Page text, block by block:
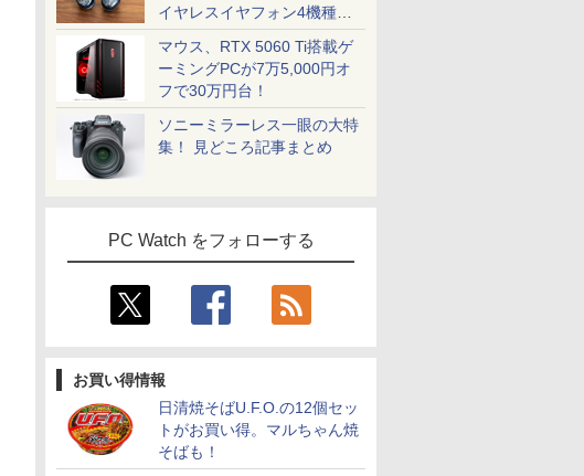
イヤレスイヤフォン4機種を
一気に聴く
マウス、RTX 5060 Ti搭載ゲ
ーミングPCが7万5,000円オ
フで30万円台！
ソニーミラーレス一眼の大特
集！ 見どころ記事まとめ
PC Watch をフォローする
お買い得情報
日清焼そばU.F.O.の12個セッ
トがお買い得。マルちゃん焼
そばも！